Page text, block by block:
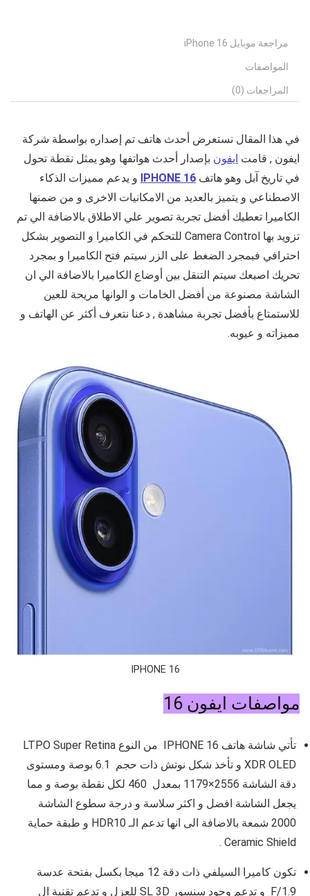
مراجعة موبايل iPhone 16
المواصفات
المراجعات (0)
في هذا المقال نستعرض أحدث هاتف تم إصداره بواسطة شركة
ايفون , قامت ايفون بإصدار أحدث هواتفها وهو يمثل نقطة تحول
في تاريخ آبل وهو هاتف IPHONE 16 و يدعم مميزات الذكاء
الاصطناعي و يتميز بالعديد من الامكانيات الاخرى و من ضمنها
الكاميرا تعطيك أفضل تجربة تصوير علي الاطلاق بالاضافة الي تم
تزويد بها
Camera Control للتحكم في الكاميرا و التصوير بشكل
احترافي فبمجرد الضغط على الزر سيتم فتح الكاميرا و بمجرد
تحريك اصبعك سيتم التنقل بين أوضاع الكاميرا بالاضافة الي ان
الشاشة مصنوعة من أفضل الخامات و الوانها مريحة للعين
للاستمتاع بأفضل تجربة مشاهدة , دعنا نتعرف أكثر عن الهاتف و
مميزاته و عيوبه.
IPHONE 16
مواصفات ايفون 16
تأتي شاشة هاتف IPHONE 16 من النوع
LTPO Super Retina
XDR OLED و تأخذ شكل نوتش
ذات حجم
مستوى
دقة الشاشة 2556×1179 بمعدل 460 لكل نقطة بوصة و
مما
يجعل الشاشة افضل و اكثر سلاسة و درجة سطوع الشاشة
2000 شمعة بالاضافة الى انها تدعم
الـ HDR10 و طبقة حماية
Ceramic Shield .
تكون كاميرا السيلفي ذات دقة 12 ميجا بكسل بفتحة عدسة
F/1.9 و تدعم وجود سنسور SL 3D للعزل و تدعم تقنية ال